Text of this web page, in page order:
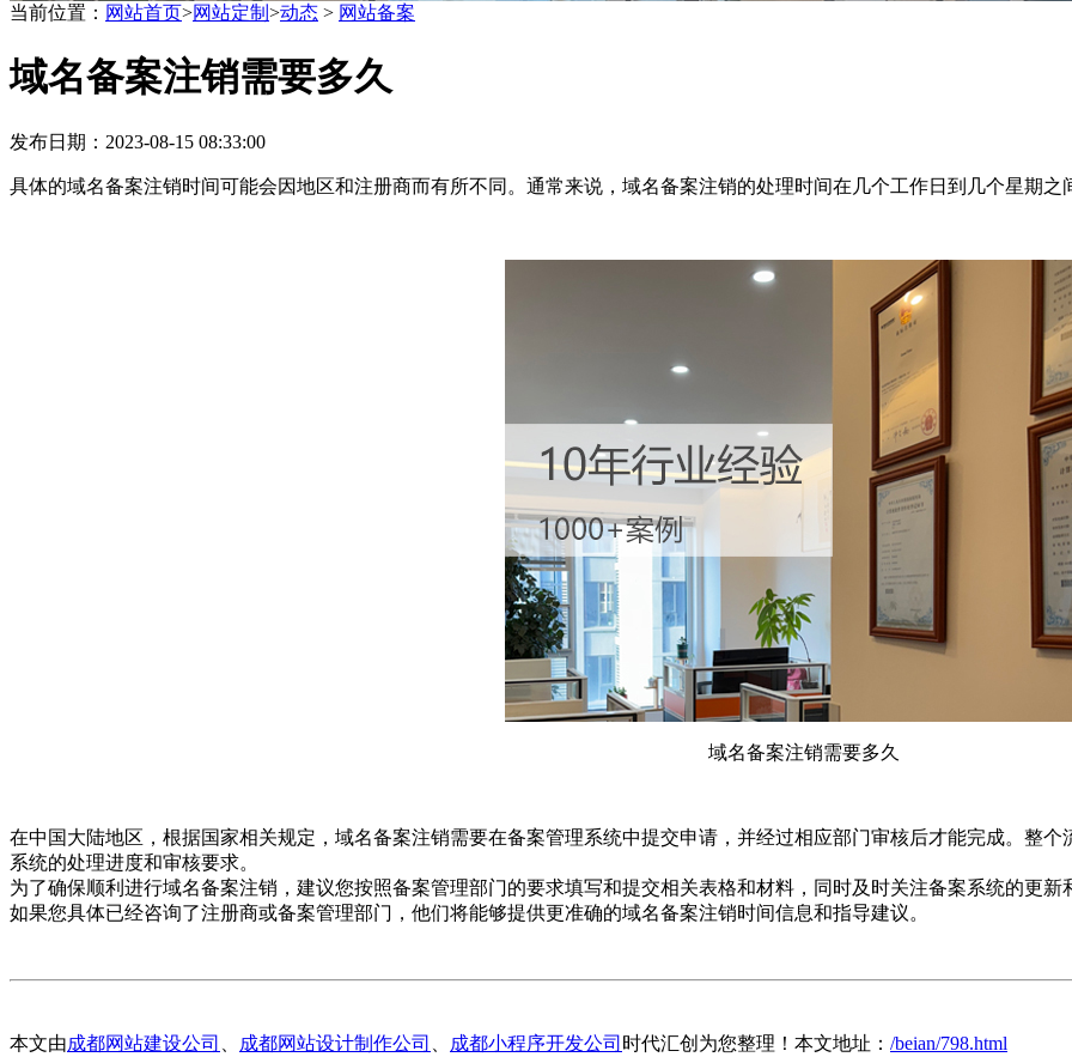
互联网资深服务商
用网站解决你的商业问题
当前位置： 网站首页>网站定制 >动态 > 网站备案
域名备案注销需要多久
发布日期：2023-08-15 08:33:00
具体的域名备案注销时间可能会因地区和注册商而有所不同。通常来说，域名备案注销的处理时间在几个工作日到几个星期之
域名备案注销需要多久
在中国大陆地区，根据国家相关规定，域名备案注销需要在备案管理系统中提交申请，并经过相应部门审核后才能完成。整
系统的处理进度和审核要求。
为了确保顺利进行域名备案注销，建议您按照备案管理部门的要求填写和提交相关表格和材料，同时及时关注备案系统的更新
如果您具体已经咨询了注册商或备案管理部门，他们将能够提供更准确的域名备案注销时间信息和指导建议。
本文由成都网站建设公司 成都网站设计制作公司 成都小程序开发公司 时代汇创为您整理！本文地址： /beian/798.html